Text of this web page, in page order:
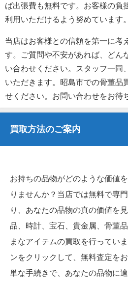
ば出張費も無料です。お客様の負
利用いただけるよう努めています。
当店はお客様との信頼を第一に考
す。ご質問や不安があれば、どん
い合わせください。スタッフ一同
いただきます。昭島市での骨董品
せください。お問い合わせをお待
買取方法のご案内
お持ちの品物がどのような価値
りませんか？当店では無料で専
り、あなたの品物の真の価値を
品、時計、宝石、貴金属、骨董
まなアイテムの買取を行ってい
ンをクリックして、無料査定を
単な手続きで、あなたの品物に